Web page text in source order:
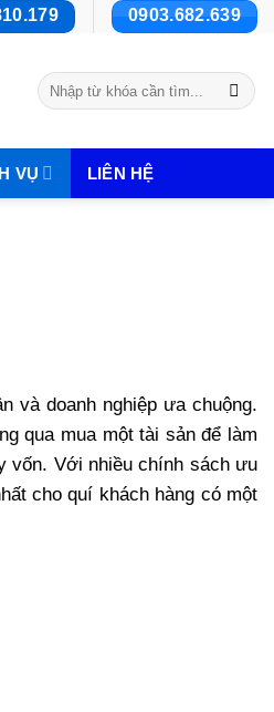
0903.682.639
Tìm
kiếm:
VỤ LIÊN HỆ
và doanh nghiệp ưa chuộng.
qua mua một tài sản để làm
vốn. Với nhiều chính sách ưu
cho quí khách hàng có một